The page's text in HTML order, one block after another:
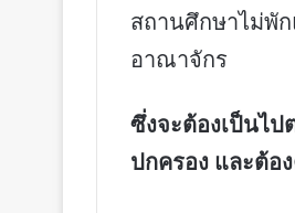
สถานศึกษาไม่พั
อาณาจักร
ซึ่งจะต้องเป็นไ
ปกครอง และต้อ